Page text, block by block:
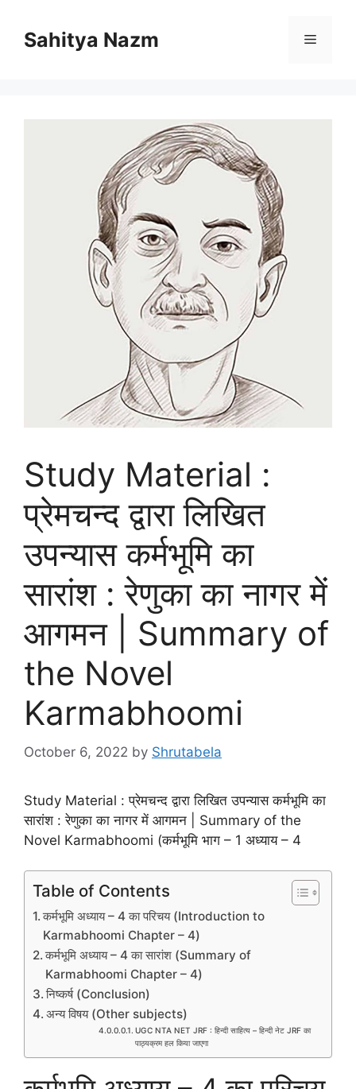
Sahitya Nazm
Study Material :
प्रेमचन्द द्वारा लिखित
उपन्यास कर्मभूमि का
सारांश : रेणुका का नागर में
आगमन | Summary of
the Novel
Karmabhoomi
October 6, 2022 by Shrutabela
Study Material : प्रेमचन्द द्वारा लिखित उपन्यास कर्मभूमि का
सारांश : रेणुका का नागर में आगमन | Summary of the
Novel Karmabhoomi (कर्मभूमि भाग – 1 अध्याय – 4
Table of Contents
कर्मभूमि अध्याय – 4 का परिचय (Introduction to
Karmabhoomi Chapter – 4)
कर्मभूमि अध्याय – 4 का सारांश (Summary of
Karmabhoomi Chapter – 4)
निष्कर्ष (Conclusion)
अन्य विषय (Other subjects)
UGC NTA NET JRF : हिन्दी साहित्य – हिन्दी नेट JRF का
पाठ्यक्रम हल किया जाएगा